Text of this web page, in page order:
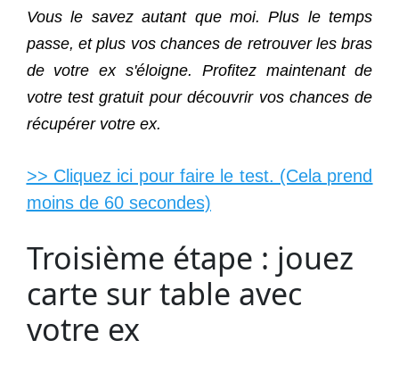
Vous le savez autant que moi. Plus le temps
passe, et plus vos chances de retrouver les bras
de votre ex s'éloigne. Profitez maintenant de
votre test gratuit pour découvrir vos chances de
récupérer votre ex.
>> Cliquez ici pour faire le test. (Cela prend
moins de 60 secondes)
Troisième étape : jouez
carte sur table avec
votre ex